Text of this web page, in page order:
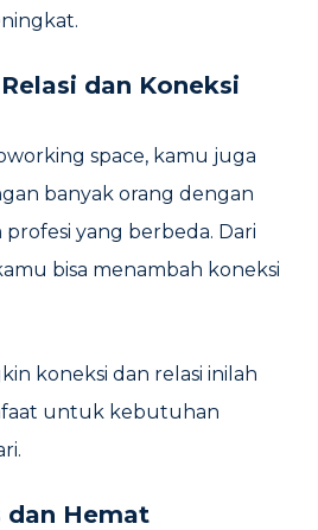
dan Koneksi
space, kamu juga
banyak orang dengan
yang berbeda. Dari
bisa menambah koneksi
koneksi dan relasi inilah
untuk kebutuhan
dan Hemat